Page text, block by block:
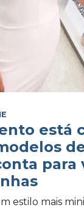
está
para
estilo mais